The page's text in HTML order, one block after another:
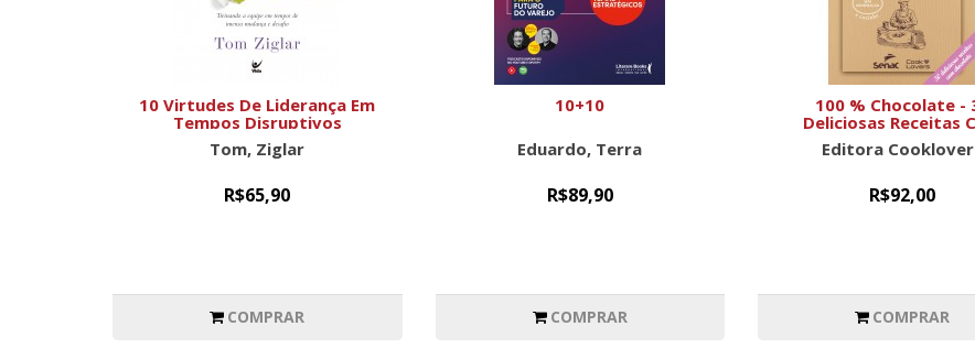
10 Virtudes De Liderança Em
Tempos Disruptivos
Tom, Ziglar
R$65,90
COMPRAR
10+10
Eduardo, Terra
R$89,90
COMPRAR
100 % Chocolate -
Deliciosas Receitas
Chocolate
Editora
R$92,00
COMPRAR